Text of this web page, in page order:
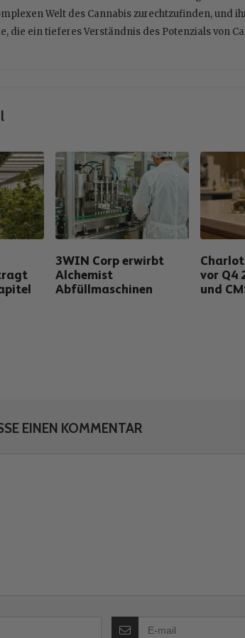
Welt des Cannabis zurechtzufinden, und
die ein tieferes Verständnis des Potenzials von
3WIN Corp erwirbt
Alchemist
Abfüllmaschinen
vor Q4
und
EINEN KOMMENTAR